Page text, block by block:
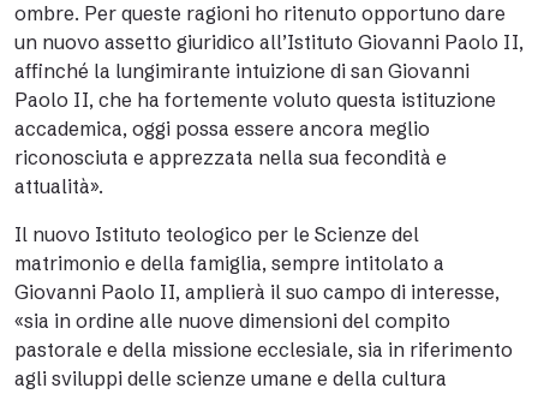
ombre. Per queste ragioni ho ritenuto opportuno dare
un nuovo assetto giuridico all’Istituto Giovanni Paolo II,
affinché la lungimirante intuizione di san Giovanni
Paolo II, che ha fortemente voluto questa istituzione
accademica, oggi possa essere ancora meglio
riconosciuta e apprezzata nella sua fecondità e
attualità».
Il nuovo Istituto teologico per le Scienze del
matrimonio e della famiglia, sempre intitolato a
Giovanni Paolo II, amplierà il suo campo di interesse,
«sia in ordine alle nuove dimensioni del compito
pastorale e della missione ecclesiale, sia in riferimento
agli sviluppi delle scienze umane e della cultura